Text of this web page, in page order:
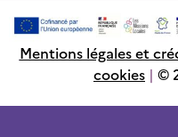
Mentions légales et
cookies | ©